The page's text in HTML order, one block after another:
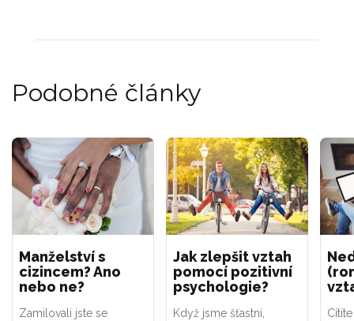
Podobné články
Manželství s
cizincem? Ano
nebo ne?
Zamilovali jste se
Jak zlepšit vztah
pomocí pozitivní
psychologie?
Když jsme šťastní,